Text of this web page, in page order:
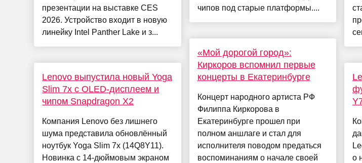
презентации на выставке CES
2026. Устройство входит в новую
линейку Intel Panther Lake и з...
Lenovo выпустила новый Yoga
Slim 7x с OLED-дисплеем и
чипом Snapdragon X2
Компания Lenovo без лишнего
шума представила обновлённый
ноутбук Yoga Slim 7x (14Q8Y11).
Новинка с 14-дюймовым экраном
чипов под старые платформы....
«Мой дорогой город»:
Киркоров вспомнил первые
концерты в Екатеринбурге
Концерт народного артиста РФ
Филиппа Киркорова в
Екатеринбурге прошел при
полном аншлаге и стал для
исполнителя поводом предаться
воспоминаниям о начале своей
о